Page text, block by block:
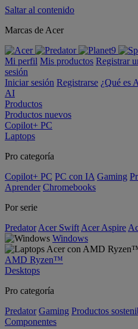
Saltar al contenido
Marcas de Acer
Mi perfil Mis productos Registrar
sesión
Iniciar sesión Registrarse ¿Qué es
AI
Productos
Productos nuevos
Copilot+ PC
Laptops
Pro categoría
Copilot+ PC PC con IA Gaming
Aprender Chromebooks
Por serie
Predator Acer Swift Acer Aspire
Windows
AMD Ryzen™
Desktops
Pro categoría
Predator Gaming Productos
Componentes